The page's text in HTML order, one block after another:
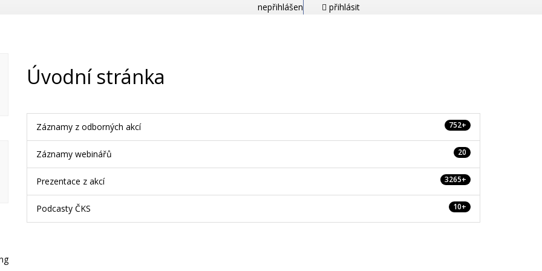
nepřihlášen přihlásit
Úvodní stránka
752+
Záznamy z odborných akcí
20
Záznamy webinářů
3265+
Prezentace z akcí
10+
Podcasty ČKS